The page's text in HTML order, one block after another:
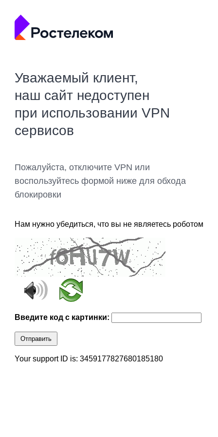
Уважаемый клиент,
наш сайт недоступен
при использовании VPN
сервисов
Пожалуйста, отключите VPN или
воспользуйтесь формой ниже для обхода
блокировки
Нам нужно убедиться, что вы не являетесь роботом
Введите код с картинки:
Отправить
Your support ID is: 3459177827680185180